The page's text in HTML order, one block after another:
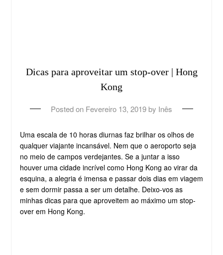
Dicas para aproveitar um stop-over | Hong
Kong
Posted on Fevereiro 13, 2019 by Inês
Uma escala de 10 horas diurnas faz brilhar os olhos de
qualquer viajante incansável. Nem que o aeroporto seja
no meio de campos verdejantes. Se a juntar a isso
houver uma cidade incrível como Hong Kong ao virar da
esquina, a alegria é imensa e passar dois dias em viagem
e sem dormir passa a ser um detalhe. Deixo-vos as
minhas dicas para que aproveitem ao máximo um stop-
over em Hong Kong.